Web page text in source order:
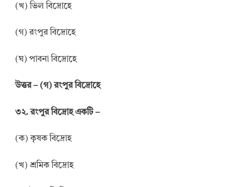
(খ) ভিল বিদ্রোহে
(গ) রংপুর বিদ্রোহে
(ঘ) পাবনা বিদ্রোহে
উত্তর– (গ) রংপুর বিদ্রোহে
৩২. রংপুর বিদ্রোহ একটি –
(ক) কৃষক বিদ্রোহ
(খ) শ্রমিক বিদ্রোহ